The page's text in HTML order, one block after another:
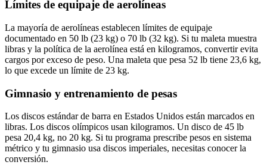
Límites de equipaje de aerolíneas
La mayoría de aerolíneas establecen límites de equipaje
documentado en 50 lb (23 kg) o 70 lb (32 kg). Si tu maleta muestra
libras y la política de la aerolínea está en kilogramos, convertir evita
cargos por exceso de peso. Una maleta que pesa 52 lb tiene 23,6 kg,
lo que excede un límite de 23 kg.
Gimnasio y entrenamiento de pesas
Los discos estándar de barra en Estados Unidos están marcados en
libras. Los discos olímpicos usan kilogramos. Un disco de 45 lb
pesa 20,4 kg, no 20 kg. Si tu programa prescribe pesos en sistema
métrico y tu gimnasio usa discos imperiales, necesitas conocer la
conversión.